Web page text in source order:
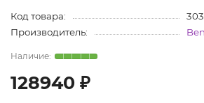
Код товара:
Производитель:
128940 ₽